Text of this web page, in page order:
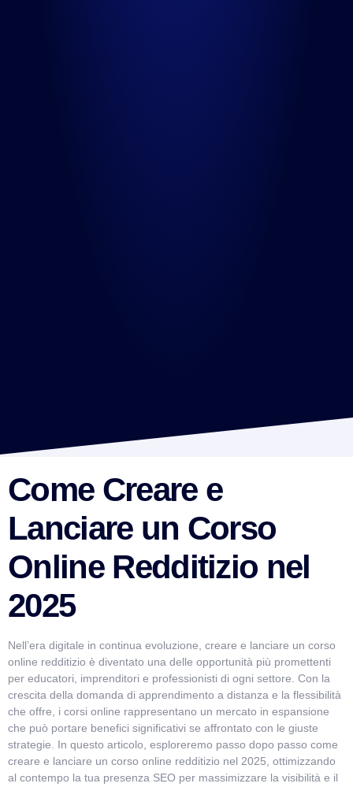
Come Creare e
Lanciare un Corso
Online Redditizio nel
2025
Nell’era digitale in continua evoluzione, creare e lanciare un corso
online redditizio è diventato una delle opportunità più promettenti
per educatori, imprenditori e professionisti di ogni settore. Con la
crescita della domanda di apprendimento a distanza e la flessibilità
che offre, i corsi online rappresentano un mercato in espansione
che può portare benefici significativi se affrontato con le giuste
strategie. In questo articolo, esploreremo passo dopo passo come
creare e lanciare un corso online redditizio nel 2025, ottimizzando
al contempo la tua presenza SEO per massimizzare la visibilità e il